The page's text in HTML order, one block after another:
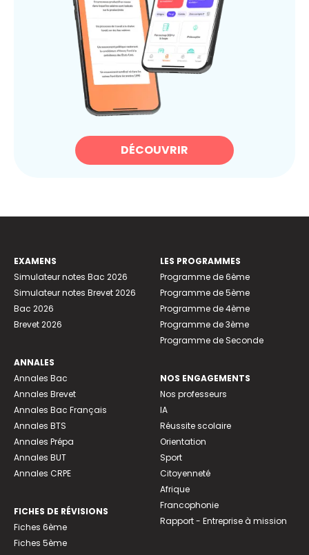
DÉCOUVRIR
EXAMENS
Simulateur notes Bac 2026
Simulateur notes Brevet 2026
Bac 2026
Brevet 2026
ANNALES
Annales Bac
Annales Brevet
Annales Bac Français
Annales BTS
Annales Prépa
Annales BUT
Annales CRPE
FICHES DE RÉVISIONS
Fiches 6ème
Fiches 5ème
LES PROGRAMMES
Programme de 6ème
Programme de 5ème
Programme de 4ème
Programme de 3ème
Programme de Seconde
NOS ENGAGEMENTS
Nos professeurs
IA
Réussite scolaire
Orientation
Sport
Citoyenneté
Afrique
Francophonie
Rapport - Entreprise à mission